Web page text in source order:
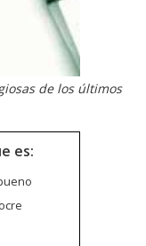
de los últimos
es: